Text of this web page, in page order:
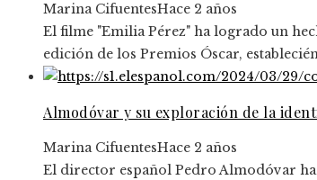
Marina CifuentesHace 2 años
El filme "Emilia Pérez" ha logrado un
edición de los Premios Óscar,
Almodóvar y su exploración de la
Marina CifuentesHace 2 años
El director español Pedro Almodóvar